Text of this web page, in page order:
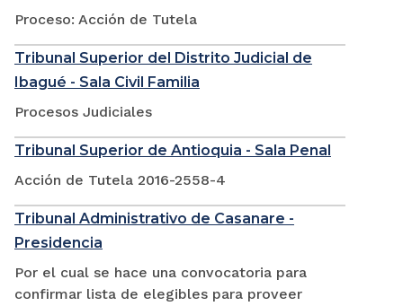
Proceso: Acción de Tutela
Tribunal Superior del Distrito Judicial de
Ibagué - Sala Civil Familia
Procesos Judiciales
Tribunal Superior de Antioquia - Sala Penal
Acción de Tutela 2016-2558-4
Tribunal Administrativo de Casanare -
Presidencia
Por el cual se hace una convocatoria para
confirmar lista de elegibles para proveer